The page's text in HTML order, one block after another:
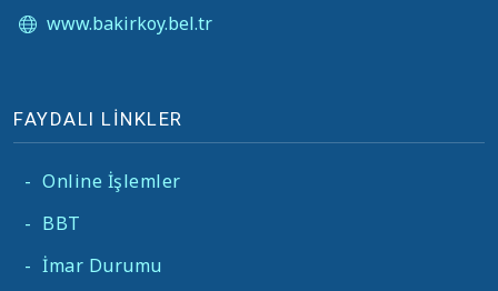
www.bakirkoy.bel.tr
FAYDALI LİNKLER
- Online İşlemler
- BBT
- İmar Durumu